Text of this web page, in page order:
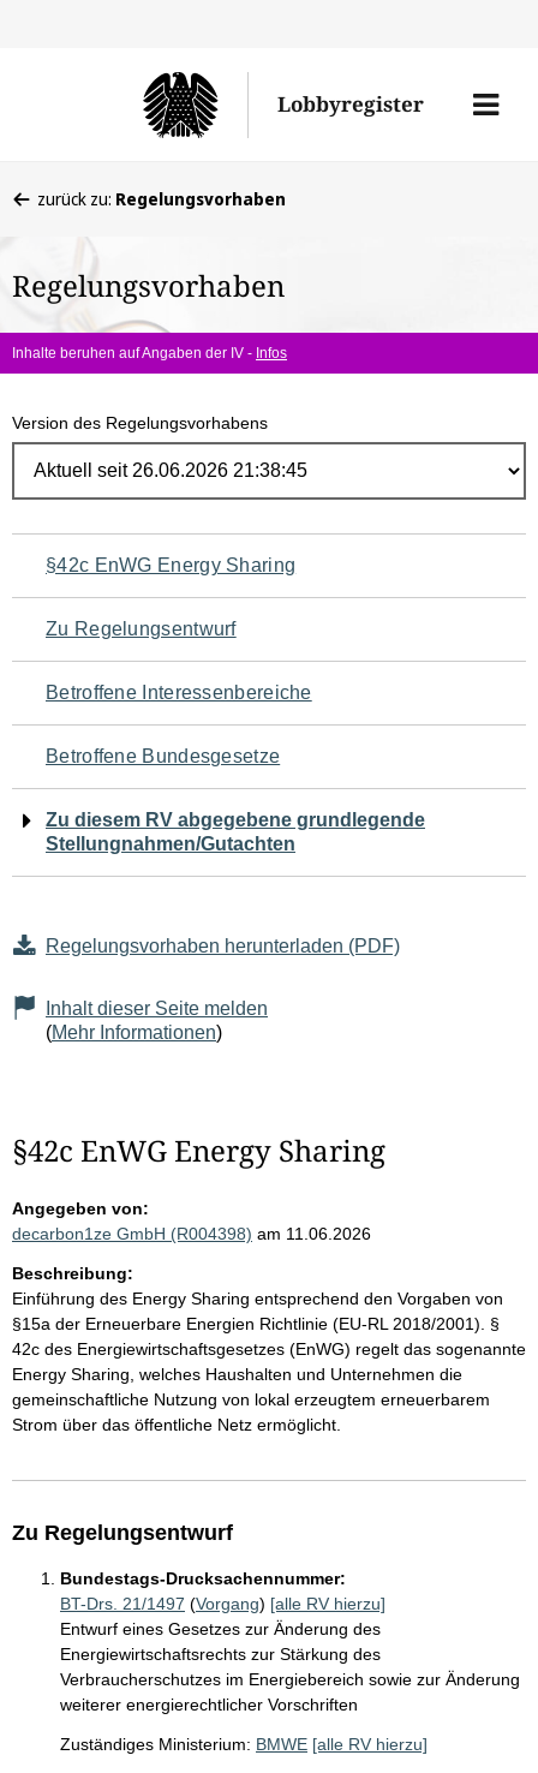
Lobbyregister
Menü
befinden
hier:
zurück zu: Regelungsvorhaben
Regelungsvorhaben
Inhalte beruhen auf Angaben der IV - Infos
Version des Regelungsvorhabens
Navigation
für
den
Seiteninhalt
§42c EnWG Energy Sharing
Zu Regelungsentwurf
Betroffene Interessenbereiche
Betroffene Bundesgesetze
Zu diesem RV abgegebene grundlegende
Stellungnahmen/Gutachten
Regelungsvorhaben herunterladen (PDF)
Inhalt dieser Seite melden
(Mehr Informationen)
§42c EnWG Energy Sharing
Angegeben von:
decarbon1ze GmbH (R004398) am 11.06.2026
Beschreibung:
Einführung des Energy Sharing entsprechend den Vorgaben von
§15a der Erneuerbare Energien Richtlinie (EU-RL 2018/2001). §
42c des Energiewirtschaftsgesetzes (EnWG) regelt das sogenannte
Energy Sharing, welches Haushalten und Unternehmen die
gemeinschaftliche Nutzung von lokal erzeugtem erneuerbarem
Strom über das öffentliche Netz ermöglicht.
Zu Regelungsentwurf
Bundestags-Drucksachennummer:
BT-Drs. 21/1497 (Vorgang) [alle RV hierzu]
Entwurf eines Gesetzes zur Änderung des
Energiewirtschaftsrechts zur Stärkung des
Verbraucherschutzes im Energiebereich sowie zur Änderung
weiterer energierechtlicher Vorschriften
Zuständiges Ministerium: BMWE [alle RV hierzu]